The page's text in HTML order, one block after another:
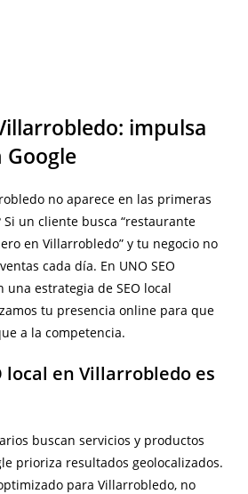
impulsa
no aparece en las primeras
Si un cliente busca “restaurante
en Villarrobledo” y tu negocio no
cada día. En UNO SEO
una estrategia de SEO local
tu presencia online para que
a la competencia.
local en Villarrobledo es
buscan servicios y productos
prioriza resultados geolocalizados.
para Villarrobledo, no